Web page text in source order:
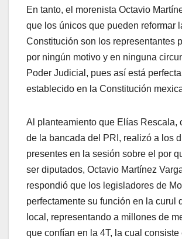
En tanto, el morenista Octavio
que los únicos que pueden reformar
Constitución son los representantes
por ningún motivo y en ninguna
Poder Judicial, pues así está
establecido en la Constitución
Al planteamiento que Elías Rescala,
de la bancada del PRI, realizó a los
presentes en la sesión sobre el por
ser diputados, Octavio Martínez
respondió que los legisladores de
perfectamente su función en la curul
local, representando a millones de
que confían en la 4T, la cual consiste